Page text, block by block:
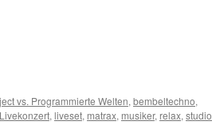
vs. Programmierte Welten, bembeltechno,
Livekonzert, liveset, matrax, musiker, relax, studio